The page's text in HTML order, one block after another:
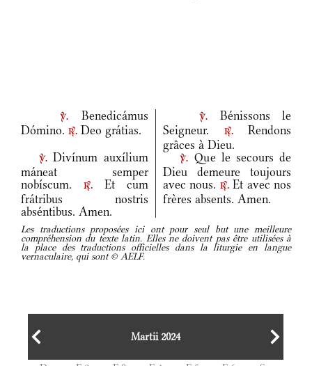
v.
Benedicámus
Dómino. r. Deo grátias.
v.
Bénissons le
Seigneur.
r.Rendons
grâces à Dieu.
v.Divínum auxílium
máneat semper
nobíscum.
r.
Et cum
frátribus nostris
abséntibus. Amen.
v. Que le secours de
Dieu demeure toujours
avec nous. r.Et avec nos
frères absents. Amen.
Les traductions proposées ici ont pour seul but une meilleure
compréhension du texte latin. Elles ne doivent pas être utilisées à
la place des traductions officielles dans la liturgie en langue
vernaculaire, qui sont © AELF.
Martii 2024